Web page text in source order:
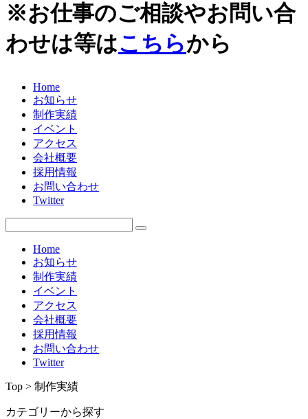
※お仕事のご相談やお問い合
わせは等はこちらから
Home
お知らせ
制作実績
イベント
アクセス
会社概要
採用情報
お問い合わせ
Twitter
Home
お知らせ
制作実績
イベント
アクセス
会社概要
採用情報
お問い合わせ
Twitter
Top > 制作実績
カテゴリーから探す